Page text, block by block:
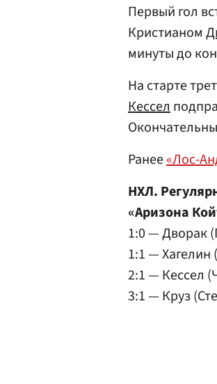
Первый гол
Кристианом
минуты до
На старте
Кессел
Ранее«Лос-
НХЛ.
«Аризона
1:0 — Дворак
1:1 — Хагелин
2:1 — Кессел
3:1 — Круз